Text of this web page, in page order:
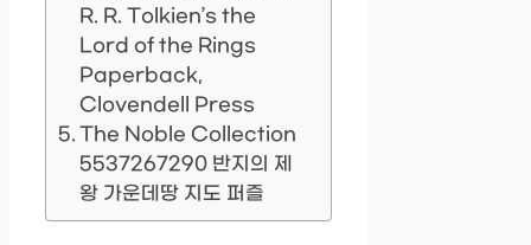
R. R. Tolkien’s the
Lord of the Rings
Paperback,
Clovendell Press
The Noble Collection
5537267290 반지의 제
왕 가운데땅 지도 퍼즐